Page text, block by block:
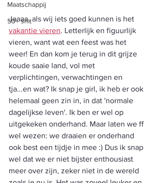
Maatschappij
50+ shit
Jaaaa, als wij iets goed kunnen is het
vakantie vieren. Letterlijk en figuurlijk
vieren, want wat een feest was het
weer! En dan kom je terug in dit grijze
koude saaie land, vol met
verplichtingen, verwachtingen en
tja...en wat? Ik snap je girl, ik heb er ook
helemaal geen zin in, in dat 'normale
dagelijkse leven'. Ik ben er wel op
uitgekeken onderhand. Maar laten we ff
wel wezen: we draaien er onderhand
ook best een tijdje in mee :) Dus ik snap
wel dat we er niet bijster enthousiast
meer over zijn, zeker niet in de wereld